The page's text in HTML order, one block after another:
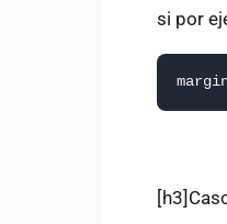
si por